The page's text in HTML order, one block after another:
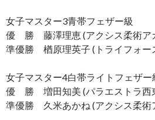
女子マスター3青帯フェザー級
優 勝 藤澤理恵 (アクシス柔術ア
準優勝 楢原理英子 (トライフォー
女子マスター4白帯ライトフェザー
優 勝 増田知美 (パラエストラ西
準優勝 久米あかね (アクシス柔術